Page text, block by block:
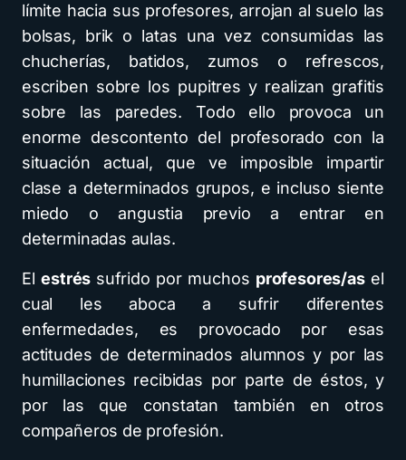
límite hacia sus profesores, arrojan al suelo las
bolsas, brik o latas una vez consumidas las
chucherías, batidos, zumos o refrescos,
escriben sobre los pupitres y realizan grafitis
sobre las paredes. Todo ello provoca un
enorme descontento del profesorado con la
situación actual, que ve imposible impartir
clase a determinados grupos, e incluso siente
miedo o angustia previo a entrar en
determinadas aulas.
Elestrés sufrido por muchos profesores/asel
cual les aboca a sufrir diferentes
enfermedades, es provocado por esas
actitudes de determinados alumnos y por las
humillaciones recibidas por parte de éstos, y
por las que constatan también en otros
compañeros de profesión.